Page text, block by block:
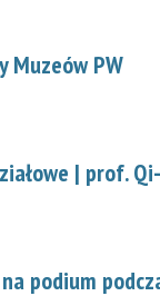
Muzeów PW
| prof.
podium